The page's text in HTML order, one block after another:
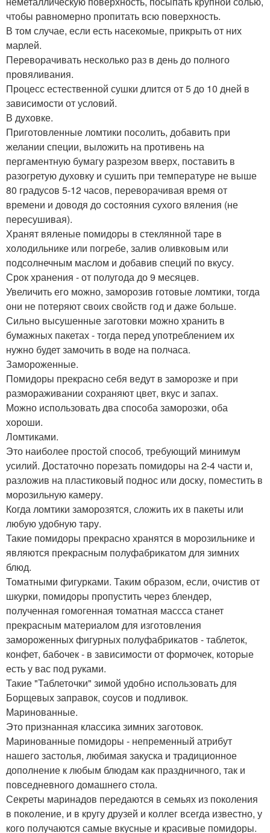
чтобы равномерно пропитать всю поверхность.
В том случае, если есть насекомые, прикрыть от них
марлей.
Переворачивать несколько раз в день до полного
провяливания.
Процесс естественной сушки длится от 5 до 10 дней в
зависимости от условий.
В духовке.
Приготовленные ломтики посолить, добавить при
желании специи, выложить на противень на
пергаментную бумагу разрезом вверх, поставить в
разогретую духовку и сушить при температуре не выше
80 градусов 5-12 часов, переворачивая время от
времени и доводя до состояния сухого вяления (не
пересушивая).
Хранят вяленые помидоры в стеклянной таре в
холодильнике или погребе, залив оливковым или
подсолнечным маслом и добавив специй по вкусу.
Срок хранения - от полугода до 9 месяцев.
Увеличить его можно, заморозив готовые ломтики, тогда
они не потеряют своих свойств год и даже больше.
Сильно высушенные заготовки можно хранить в
бумажных пакетах - тогда перед употреблением их
нужно будет замочить в воде на полчаса.
Замороженные.
Помидоры прекрасно себя ведут в заморозке и при
размораживании сохраняют цвет, вкус и запах.
Можно использовать два способа заморозки, оба
хороши.
Ломтиками.
Это наиболее простой способ, требующий минимум
усилий. Достаточно порезать помидоры на 2-4 части и,
разложив на пластиковый поднос или доску, поместить в
морозильную камеру.
Когда ломтики заморозятся, сложить их в пакеты или
любую удобную тару.
Такие помидоры прекрасно хранятся в морозильнике и
являются прекрасным полуфабрикатом для зимних
блюд.
Томатными фигурками. Таким образом, если, очистив от
шкурки, помидоры пропустить через блендер,
полученная гомогенная томатная массса станет
прекрасным материалом для изготовления
замороженных фигурных полуфабрикатов - таблеток,
конфет, бабочек - в зависимости от формочек, которые
есть у вас под руками.
Такие "Таблеточки" зимой удобно использовать для
Борщевых заправок, соусов и подливок.
Маринованные.
Это признанная классика зимних заготовок.
Маринованные помидоры - непременный атрибут
нашего застолья, любимая закуска и традиционное
дополнение к любым блюдам как праздничного, так и
повседневного домашнего стола.
Секреты маринадов передаются в семьях из поколения
в поколение, и в кругу друзей и коллег всегда известно, у
кого получаются самые вкусные и красивые помидоры.